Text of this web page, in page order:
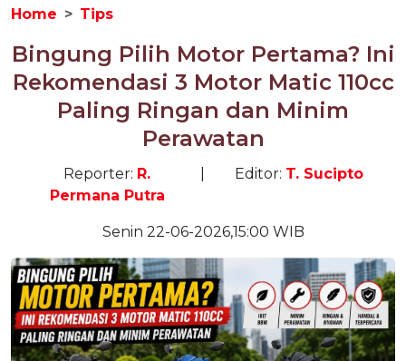
Home Tips
Bingung Pilih Motor Pertama? Ini
Rekomendasi 3 Motor Matic 110cc
Paling Ringan dan Minim
Perawatan
Reporter: R.
Permana Putra
Editor: T. Sucipto
Senin 22-06-2026,15:00 WIB